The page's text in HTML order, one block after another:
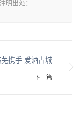
明出处：
芜携手 爱洒古城
下一篇